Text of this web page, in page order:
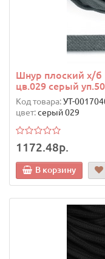
Шнур плоский х/б
цв.029 серый
Код товара:УТ-
цвет:серый 029
1172.48р.
В корзину